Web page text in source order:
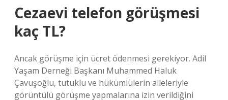
Cezaevi telefon görüşmesi
kaç TL?
Ancak görüşme için ücret ödenmesi gerekiyor. Adil
Yaşam Derneği Başkanı Muhammed Haluk
Çavuşoğlu, tutuklu ve hükümlülerin aileleriyle
görüntülü görüşme yapmalarına izin verildiğini